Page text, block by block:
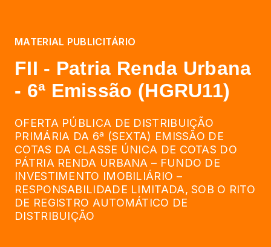
MATERIAL PUBLICITÁRIO
FII - Patria Renda Urbana
- 6ª Emissão (HGRU11)
OFERTA PÚBLICA DE DISTRIBUIÇÃO
PRIMÁRIA DA 6ª (SEXTA) EMISSÃO DE
COTAS DA CLASSE ÚNICA DE COTAS DO
PÁTRIA RENDA URBANA – FUNDO DE
INVESTIMENTO IMOBILIÁRIO –
RESPONSABILIDADE LIMITADA, SOB O RITO
DE REGISTRO AUTOMÁTICO DE
DISTRIBUIÇÃO